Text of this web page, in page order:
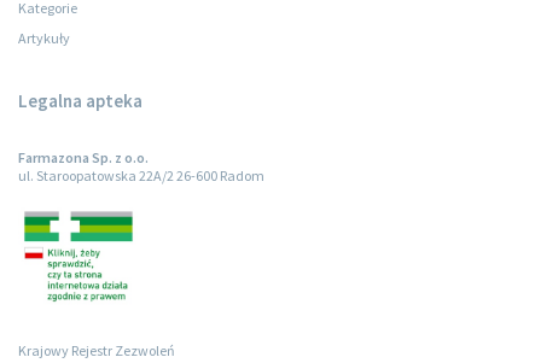
Kategorie
Artykuły
Legalna apteka
Farmazona Sp. z o.o.
ul. Staroopatowska 22A/2 26-600 Radom
Krajowy Rejestr Zezwoleń